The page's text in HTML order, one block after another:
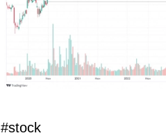
#stock